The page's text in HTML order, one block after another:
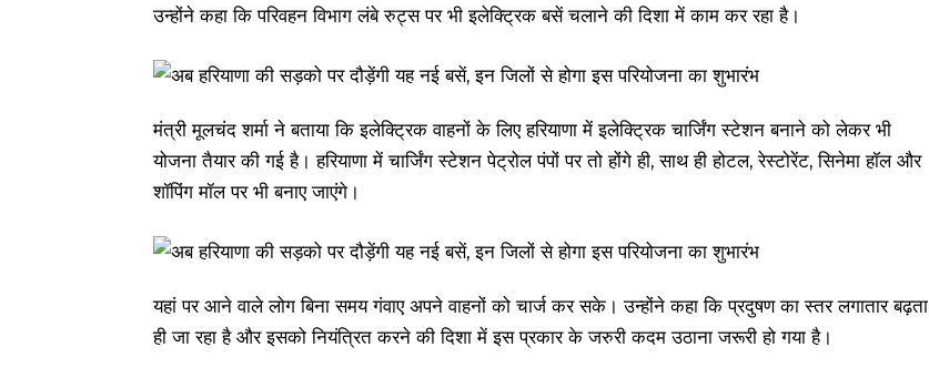
उन्होंने कहा कि परिवहन विभाग लंबे रुट्स पर भी इलेक्ट्रिक बसें चलाने की दिशा में काम कर रहा है।
मंत्री मूलचंद शर्मा ने बताया कि इलेक्ट्रिक वाहनों के लिए हरियाणा में इलेक्ट्रिक चार्जिंग स्टेशन बनाने को लेकर भी
योजना तैयार की गई है। हरियाणा में चार्जिंग स्टेशन पेट्रोल पंपों पर तो होंगे ही, साथ ही होटल, रेस्टोरेंट, सिनेमा हॉल और
शॉपिंग मॉल पर भी बनाए जाएंगे।
यहां पर आने वाले लोग बिना समय गंवाए अपने वाहनों को चार्ज कर सके। उन्होंने कहा कि प्रदुषण का स्तर लगातार बढ़ता
ही जा रहा है और इसको नियंत्रित करने की दिशा में इस प्रकार के जरुरी कदम उठाना जरूरी हो गया है।